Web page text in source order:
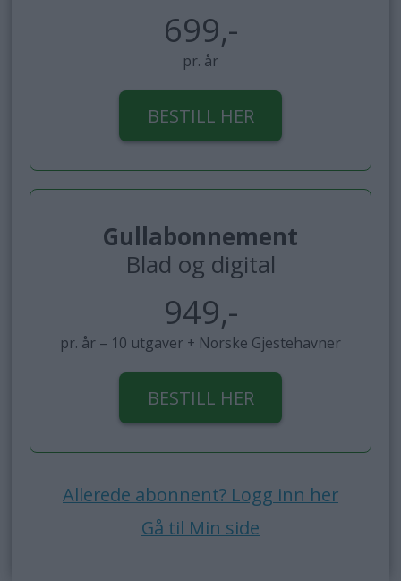
699,-
pr. år
BESTILL HER
Gullabonnement
Blad og digital
949,-
pr. år – 10 utgaver + Norske Gjestehavner
BESTILL HER
Allerede abonnent? Logg inn her
Gå til Min side